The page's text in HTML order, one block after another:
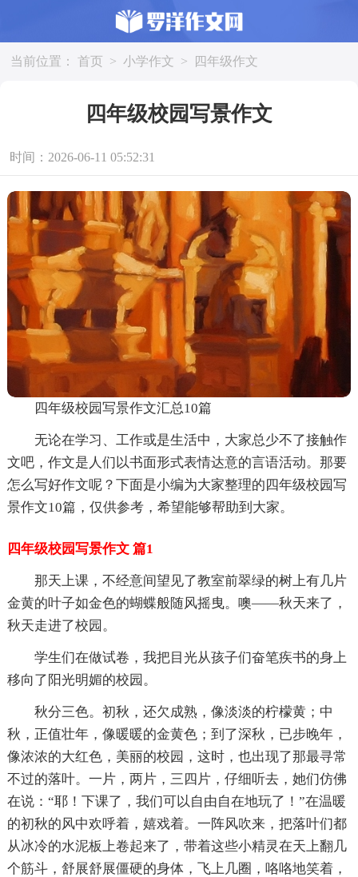
当前位置： 首页 > 小学作文 > 四年级作文
四年级校园写景作文
时间：2026-06-11 05:52:31
四年级校园写景作文汇总10篇
无论在学习、工作或是生活中，大家总少不了接触作
文吧，作文是人们以书面形式表情达意的言语活动。那要
怎么写好作文呢？下面是小编为大家整理的四年级校园写
景作文10篇，仅供参考，希望能够帮助到大家。
四年级校园写景作文 篇1
那天上课，不经意间望见了教室前翠绿的树上有几片
金黄的叶子如金色的蝴蝶般随风摇曳。噢——秋天来了，
秋天走进了校园。
学生们在做试卷，我把目光从孩子们奋笔疾书的身上
移向了阳光明媚的校园。
秋分三色。初秋，还欠成熟，像淡淡的柠檬黄；中
秋，正值壮年，像暖暖的金黄色；到了深秋，已步晚年，
像浓浓的大红色，美丽的校园，这时，也出现了那最寻常
不过的落叶。一片，两片，三四片，仔细听去，她们仿佛
在说：“耶！下课了，我们可以自由自在地玩了！”在温暖
的初秋的风中欢呼着，嬉戏着。一阵风吹来，把落叶们都
从冰冷的水泥板上卷起来了，带着这些小精灵在天上翻几
个筋斗，舒展舒展僵硬的身体，飞上几圈，咯咯地笑着，